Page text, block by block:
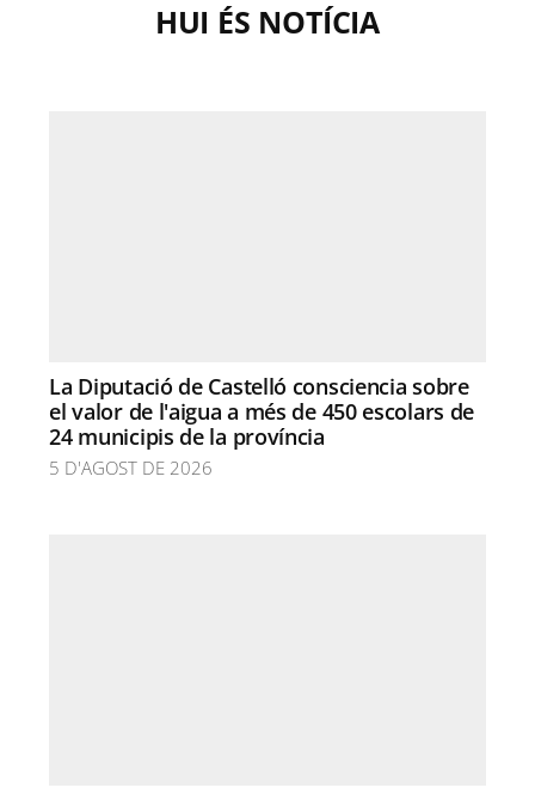
HUI ÉS NOTÍCIA
La Diputació de Castelló consciencia sobre
el valor de l'aigua a més de 450 escolars de
24 municipis de la província
5 D'AGOST DE 2026